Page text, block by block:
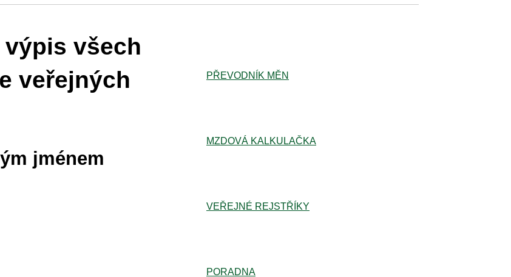
výpis všech
veřejných
jménem
PŘEVODNÍK MĚN
MZDOVÁ KALKULAČKA
VEŘEJNÉ REJSTŘÍKY
PORADNA